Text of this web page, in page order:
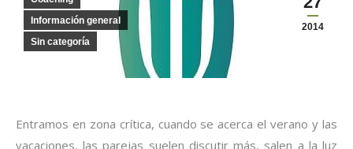
2014
Información general
Sin categoría
Entramos en zona crítica, cuando se acerca el verano y las
vacaciones, las parejas suelen discutir más, salen a la luz